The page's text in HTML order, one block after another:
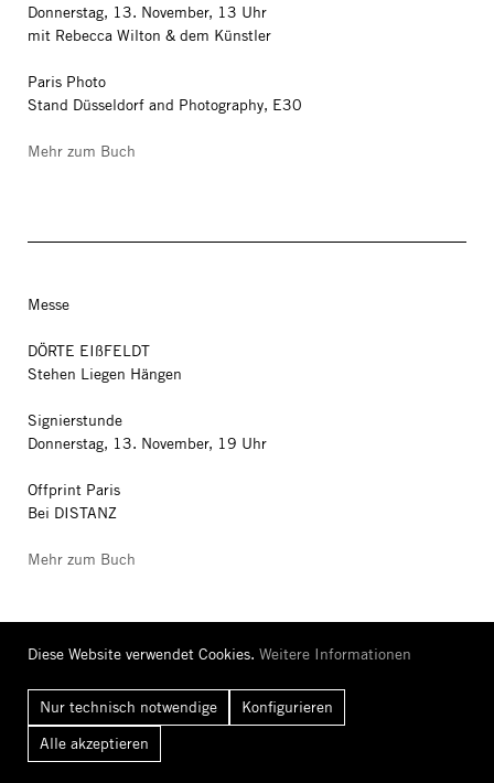
Donnerstag, 13. November, 13 Uhr
mit Rebecca Wilton & dem Künstler
Paris Photo
Stand Düsseldorf and Photography, E30
Mehr zum Buch
Messe
DÖRTE EIßFELDT
Stehen Liegen Hängen
Signierstunde
Donnerstag, 13. November, 19 Uhr
Offprint Paris
Bei DISTANZ
Mehr zum Buch
Booklaunch
GECKELER MICHELS
Diese Website verwendet Cookies. Weitere Informationen
Nur technisch notwendige
Konfigurieren
Alle akzeptieren